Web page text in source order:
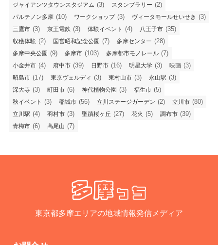
ジャイアンツタウンスタジアム (3) スタンプラリー (2)
パルテノン多摩 (10) ワークショップ(3) ヴィータモールせいせき (3)
三鷹市 (3) 京王電鉄 (3) 体験イベント (4) 八王子市 (35)
収穫体験 (2) 国営昭和記念公園 (7) 多摩センター (28)
多摩中央公園 (9) 多摩市 (103) 多摩都市モノレール (7)
小金井市 (4) 府中市 (39) 日野市 (16) 明星大学 (3) 映画 (3)
昭島市 (17) 東京ヴェルディ (3) 東村山市 (3) 永山駅 (3)
深大寺 (3) 町田市 (6) 神代植物公園 (3) 福生市 (5)
秋イベント (3) 稲城市 (56) 立川ステージガーデン (2) 立川市 (80)
立川駅 (4) 羽村市 (3) 聖蹟桜ヶ丘 (27) 花火 (5) 調布市 (39)
青梅市 (6) 高尾山 (7)
東京都多摩エリアの地域情報発信メディア